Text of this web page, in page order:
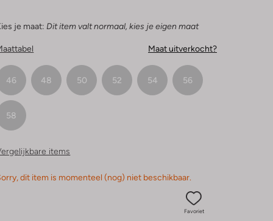
je maat: Dit item valt normaal, kies je eigen maat
Maat uitverkocht?
46 48 50 52 54 56
58
items
dit item is momenteel (nog) niet beschikbaar.
Favoriet